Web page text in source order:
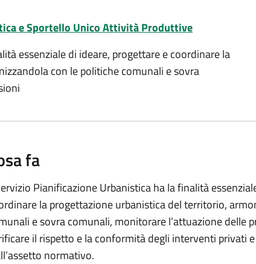
e Sportello Unico Attività Produttive
essenziale di ideare, progettare e coordinare la
con le politiche comunali e sovra
fa
Pianificazione Urbanistica ha la finalità
la progettazione urbanistica del territorio,
e sovra comunali, monitorare l’attuazione delle
il rispetto e la conformità degli interventi privati
normativo.